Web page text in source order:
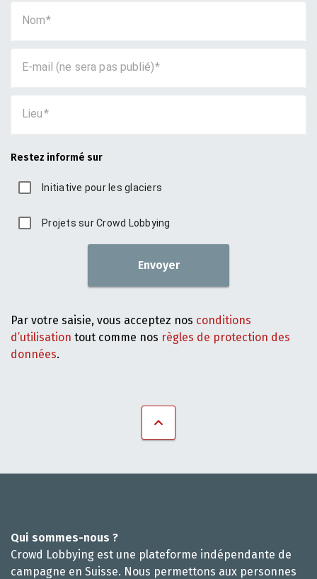
Nom
E-mail (ne sera pas publié)
Lieu
Restez informé sur
Initiative pour les glaciers
Projets sur Crowd Lobbying
Envoyer
Par votre saisie, vous acceptez nos conditions
d’utilisation tout comme nos règles de protection des
données.
Qui sommes-nous ?
Crowd Lobbying est une plateforme indépendante de
campagne en Suisse. Nous permettons aux personnes